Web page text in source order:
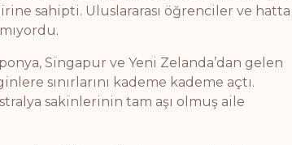
sahipti. Uluslararası öğrenciler ve hatta
Singapur ve Yeni Zelanda’dan gelen
sınırlarını kademe kademe açtı.
sakinlerinin tam aşı olmuş aile